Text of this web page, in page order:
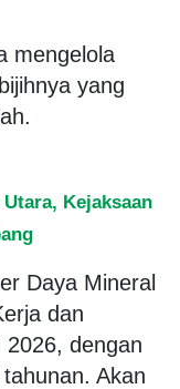
mengelola
yang
Kejaksaan
Daya Mineral
dan
2026, dengan
Akan